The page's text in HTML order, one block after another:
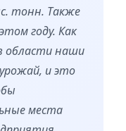
тонн. Также
году. Как
области наши
и это
места